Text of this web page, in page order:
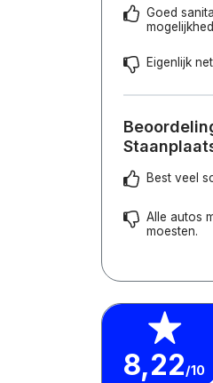
Goed
Eigenlijk
Best veel
Alle autos
moesten.
8,22/10